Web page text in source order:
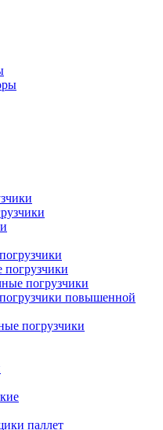
погрузчики
повышенной
погрузчики
паллет